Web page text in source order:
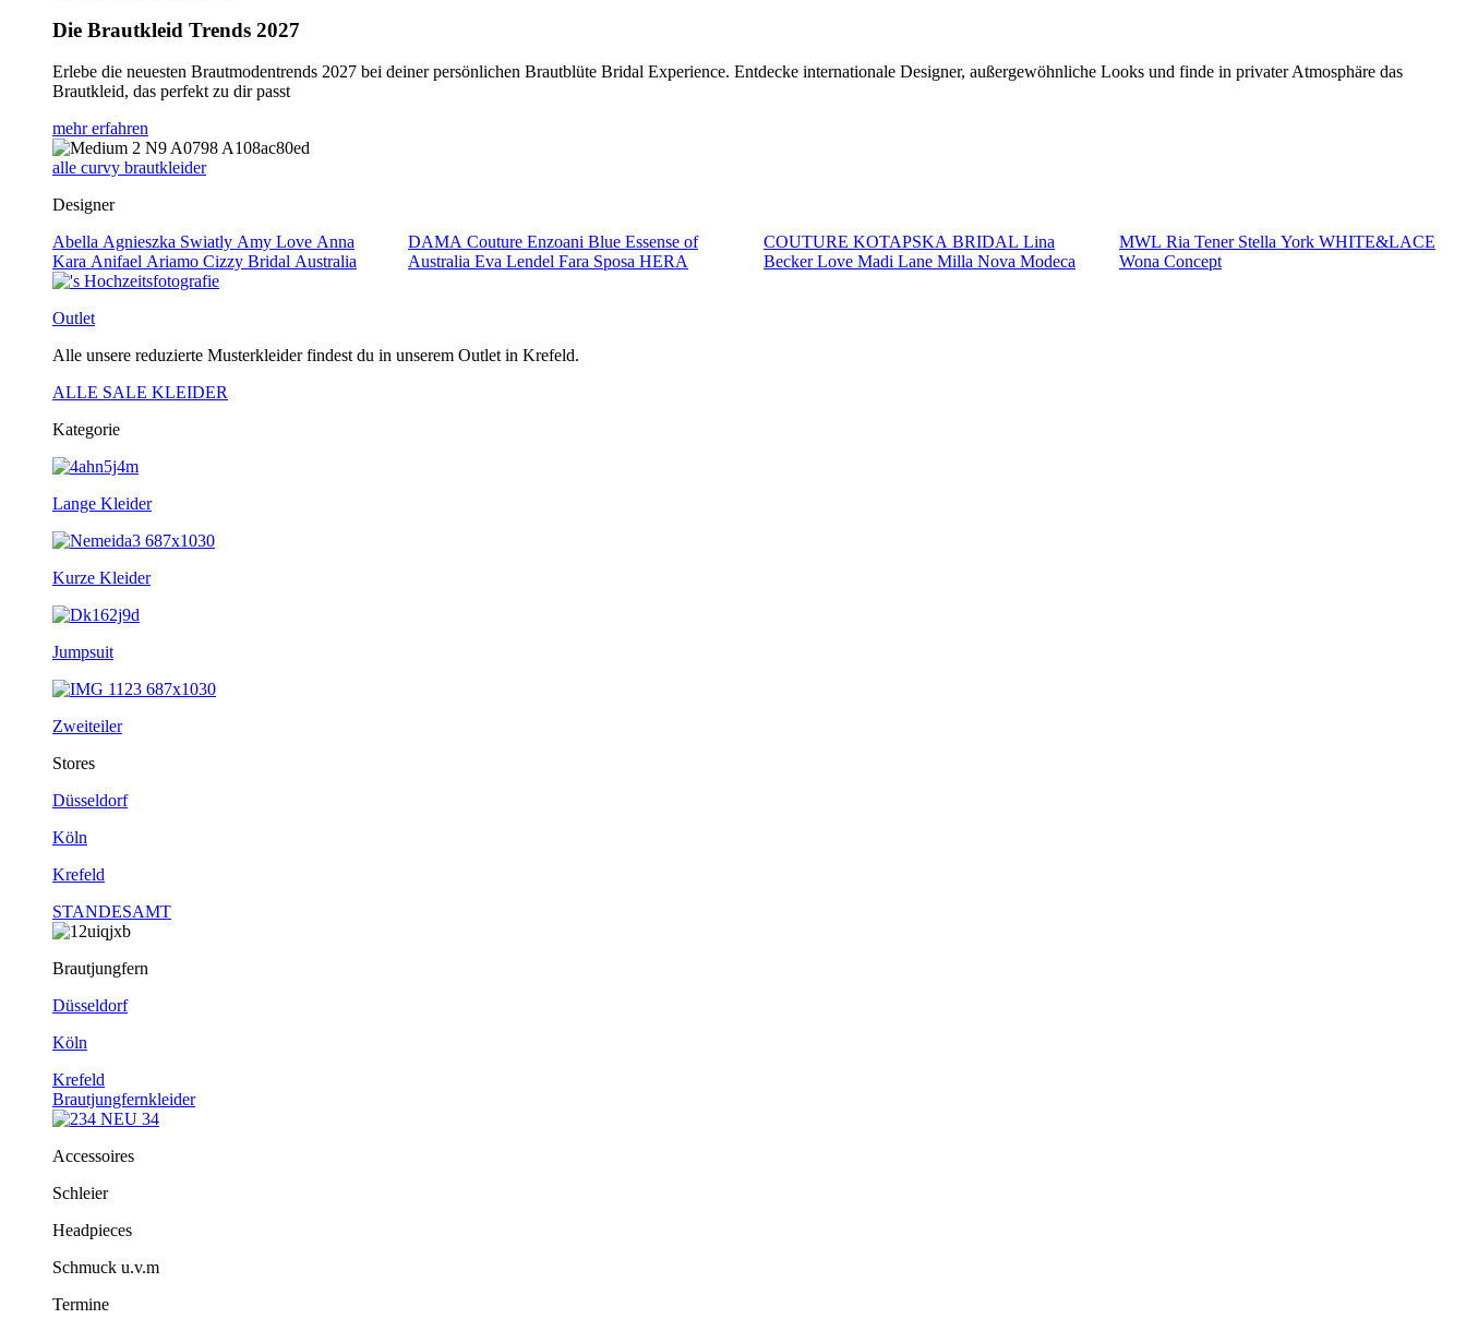
Die Brautkleid Trends 2027
Erlebe die neuesten Brautmodentrends 2027 bei deiner persönlichen Brautblüte Bridal Experience. Entdecke internationale Designer, außergewöhnliche Looks und finde in privater Atmosphäre das
Brautkleid, das perfekt zu dir passt
mehr erfahren
alle curvy brautkleider
Designer
Abella Agnieszka Swiatly Amy Love Anna
Kara Anifael Ariamo Cizzy Bridal Australia
DAMA Couture Enzoani Blue Essense of
Australia Eva Lendel Fara Sposa HERA
COUTURE KOTAPSKA BRIDAL Lina
BeckerLove Madi Lane Milla Nova Modeca
MWL Ria Tener Stella York WHITE&LACE
Wona Concept
Outlet
Alle unsere reduzierte Musterkleider findest du in unserem Outlet in Krefeld.
ALLE SALE KLEIDER
Kategorie
Lange Kleider
Kurze Kleider
Jumpsuit
Zweiteiler
Stores
Düsseldorf
Köln
Krefeld
STANDESAMT
Brautjungfern
Düsseldorf
Köln
Krefeld
Brautjungfernkleider
Accessoires
Schleier
Headpieces
Schmuck u.v.m
Termine